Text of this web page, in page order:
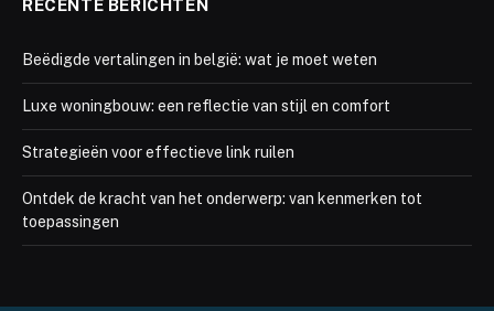
RECENTE BERICHTEN
Beëdigde vertalingen in belgië: wat je moet weten
Luxe woningbouw: een reflectie van stijl en comfort
Strategieën voor effectieve link ruilen
Ontdek de kracht van het onderwerp: van kenmerken tot
toepassingen